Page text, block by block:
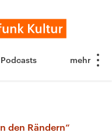
Podcasts
den Rändern“